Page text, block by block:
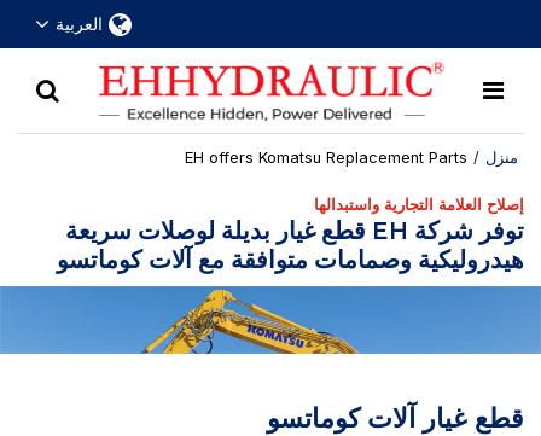
العربية
منزل /
EH offers Komatsu Replacement Parts
إصلاح العلامة التجارية واستبدالها
توفر شركة EH قطع غيار بديلة لوصلات سريعة
هيدروليكية وصمامات متوافقة مع آلات كوماتسو
قطع غيار آلات كوماتسو